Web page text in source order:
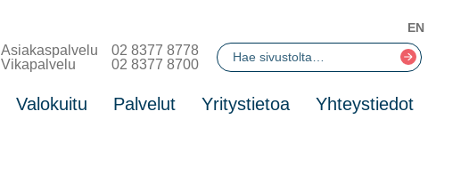
Asiakaspalvelu
02 8377 8778
Vikapalvelu
02 8377 8700
Valokuitu Palvelut Yritystietoa Yhteystiedot
EN